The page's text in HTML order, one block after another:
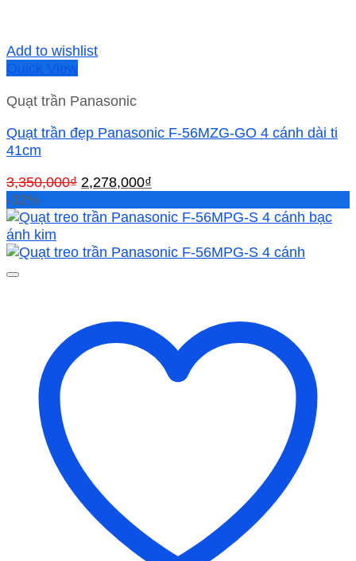
Add to wishlist
Quick View
Quạt trần Panasonic
Quạt trần đẹp Panasonic F-56MZG-GO 4 cánh dài ti
41cm
3,350,000₫ Giá
là:
2,278,000₫
tại
2,278,000₫.
-32%